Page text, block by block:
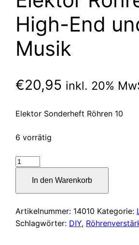
High-End
Musik
€20,95 inkl. 20%
Elektor Sonderheft Röhren 10
6 vorrätig
Elektor
End
und
In den Warenkorb
Artikelnummer: 14010 Kategorie:
Schlagwörter: DIY,